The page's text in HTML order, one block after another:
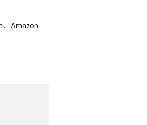
、 Amazon